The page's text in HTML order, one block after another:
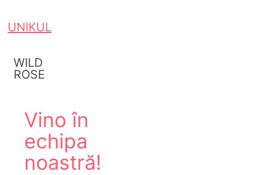
UNIKUL
WILD
ROSE
Vino în
echipa
noastră!